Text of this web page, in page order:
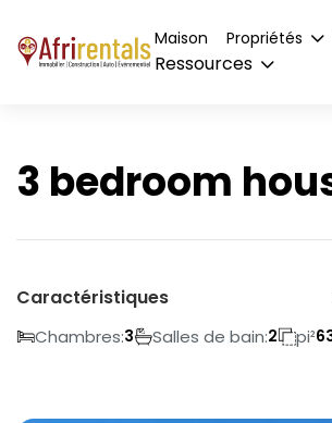
Maison Propriétés
Ressources
3 bedroom
Caractéristiques
Chambres:3 Salles de bain:2 pi²